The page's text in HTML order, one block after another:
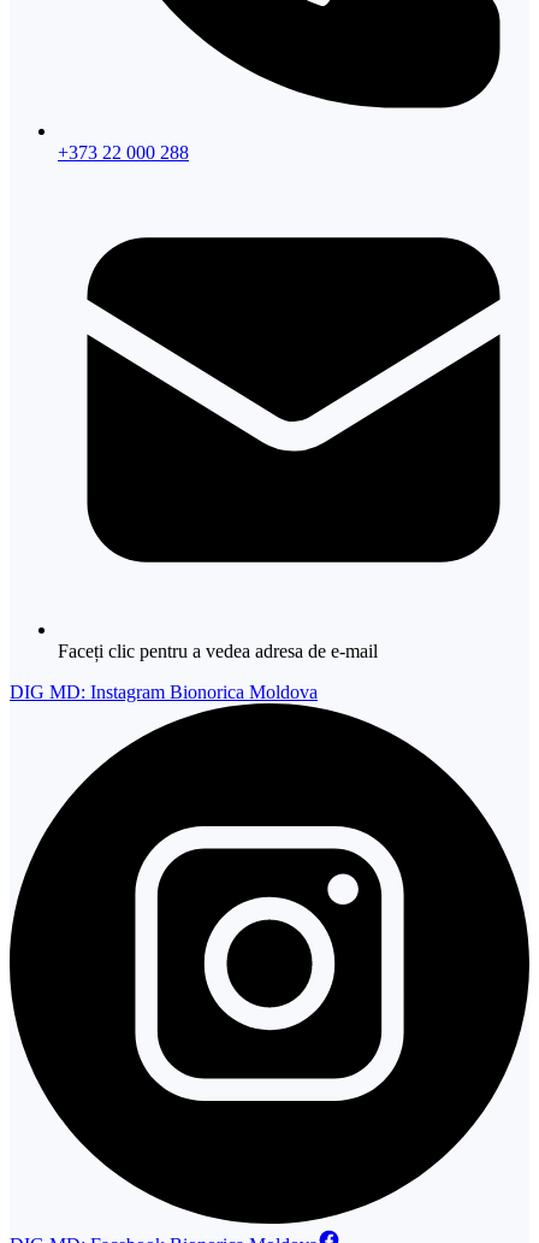
+373 22 000 288
Faceți clic pentru a vedea adresa de e-mail
DIG MD: Instagram Bionorica Moldova